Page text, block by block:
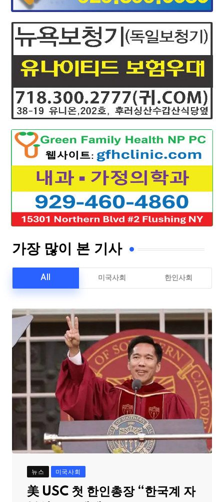
가장 많이 본 기사
All 미국사회 한인사회
뉴스 미국사회
美 USC 첫 한인총장 “한국계 자